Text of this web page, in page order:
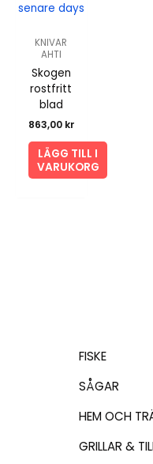
FISKE
SÅGAR
HEM OCH
GRILLAR &
senare days
KNIVAR
AHTI
Skogen
rostfritt
blad
863,00 kr
LÄGG TILL I
VARUKORG